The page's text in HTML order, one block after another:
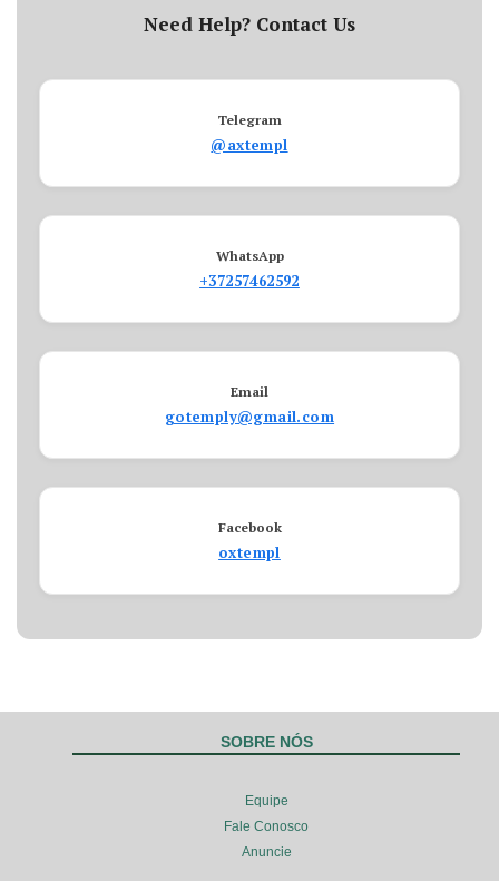
Need Help? Contact Us
Telegram
@axtempl
WhatsApp
+37257462592
Email
gotemply@gmail.com
Facebook
oxtempl
SOBRE NÓS
Equipe
Fale Conosco
Anuncie